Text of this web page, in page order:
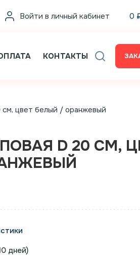
Войти в личный кабинет 0
КОНТАКТЫ
см, цвет белый / оранжевый
D 20 СМ,
дней)